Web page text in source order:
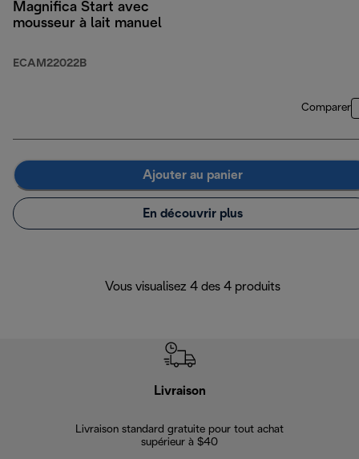
Magnifica Start avec
mousseur à lait manuel
ECAM22022B
Comparer
Ajouter au panier
En découvrir plus
Vous visualisez 4 des 4 produits
Livraison
Livraison standard gratuite pour tout achat
supérieur à $40